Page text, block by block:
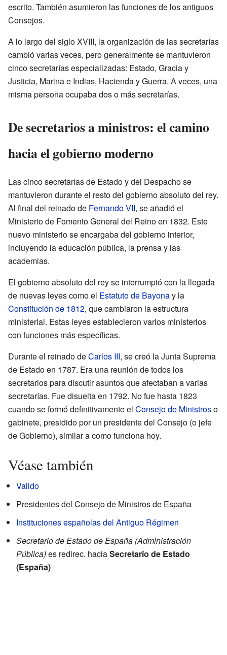
escrito. También asumieron las funciones de los antiguos
Consejos.
A lo largo del siglo XVIII, la organización de las secretarías
cambió varias veces, pero generalmente se mantuvieron
cinco secretarías especializadas: Estado, Gracia y
Justicia, Marina e Indias, Hacienda y Guerra. A veces, una
misma persona ocupaba dos o más secretarías.
De secretarios a ministros: el camino
hacia el gobierno moderno
Las cinco secretarías de Estado y del Despacho se
mantuvieron durante el resto del gobierno absoluto del rey.
Al final del reinado de Fernando VII, se añadió el
Ministerio de Fomento General del Reino en 1832. Este
nuevo ministerio se encargaba del gobierno interior,
incluyendo la educación pública, la prensa y las
academias.
El gobierno absoluto del rey se interrumpió con la llegada
de nuevas leyes como el Estatuto de Bayonay la
Constitución de 1812, que cambiaron la estructura
ministerial. Estas leyes establecieron varios ministerios
con funciones más específicas.
Durante el reinado deCarlos III, se creó la Junta Suprema
de Estado en 1787. Era una reunión de todos los
secretarios para discutir asuntos que afectaban a varias
secretarías. Fue disuelta en 1792. No fue hasta 1823
cuando se formó definitivamente el Consejo de Ministroso
gabinete, presidido por un presidente del Consejo (o jefe
de Gobierno), similar a como funciona hoy.
Véase también
Valido
Presidentes del Consejo de Ministros de España
Instituciones españolas del Antiguo Régimen
Secretario de Estado de España (Administración
Pública)es redirec. haciaSecretario de Estado
(España)